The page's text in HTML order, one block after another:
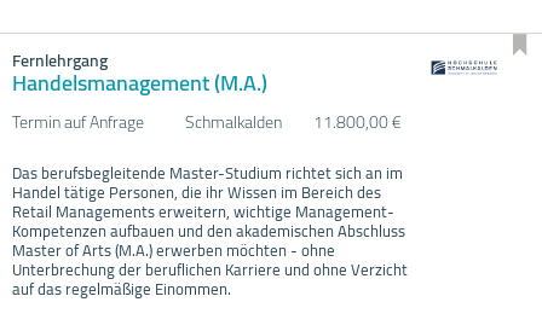
Fernlehrgang
Handelsmanagement (M.A.)
Termin auf Anfrage Schmalkalden 11.800,00 €
Das berufsbegleitende Master-Studium richtet sich an im
Handel tätige Personen, die ihr Wissen im Bereich des
Retail Managements erweitern, wichtige Management-
Kompetenzen aufbauen und den akademischen Abschluss
Master of Arts (M.A.) erwerben möchten - ohne
Unterbrechung der beruflichen Karriere und ohne Verzicht
auf das regelmäßige Einommen.